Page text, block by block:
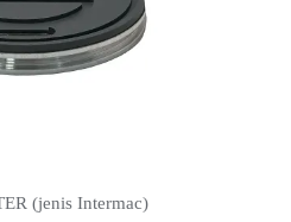
(jenis Intermac)